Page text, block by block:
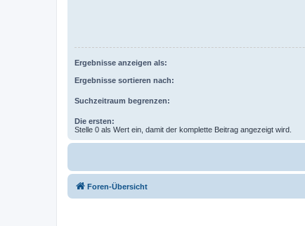
Ergebnisse anzeigen als:
Ergebnisse sortieren nach:
Suchzeitraum begrenzen:
Die ersten:
Stelle 0 als Wert ein, damit der komplette Beitrag angezeigt wird.
Foren-Übersicht